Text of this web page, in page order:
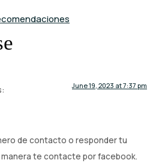
June 19, 2023 at 7:37 pm
de contacto o responder tu
te contacte por facebook.